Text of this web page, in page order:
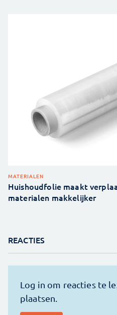
MATERIALEN
Huishoudfolie maakt
materialen makkelijker
REACTIES